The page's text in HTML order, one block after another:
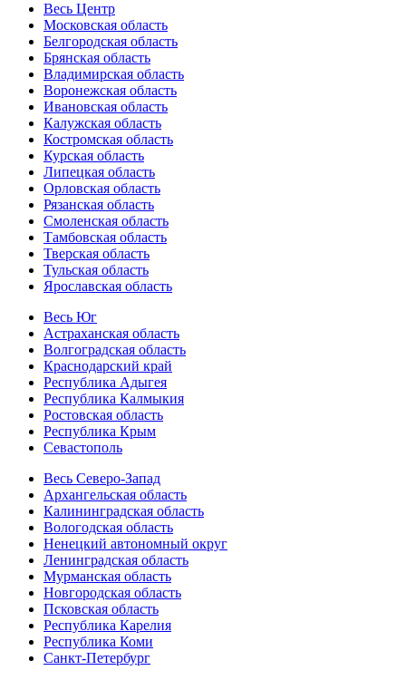
Весь Центр
Московская область
Белгородская область
Брянская область
Владимирская область
Воронежская область
Ивановская область
Калужская область
Костромская область
Курская область
Липецкая область
Орловская область
Рязанская область
Смоленская область
Тамбовская область
Тверская область
Тульская область
Ярославская область
Весь Юг
Астраханская область
Волгоградская область
Краснодарский край
Республика Адыгея
Республика Калмыкия
Ростовская область
Республика Крым
Севастополь
Весь Северо-Запад
Архангельская область
Калининградская область
Вологодская область
Ненецкий автономный округ
Ленинградская область
Мурманская область
Новгородская область
Псковская область
Республика Карелия
Республика Коми
Санкт-Петербург